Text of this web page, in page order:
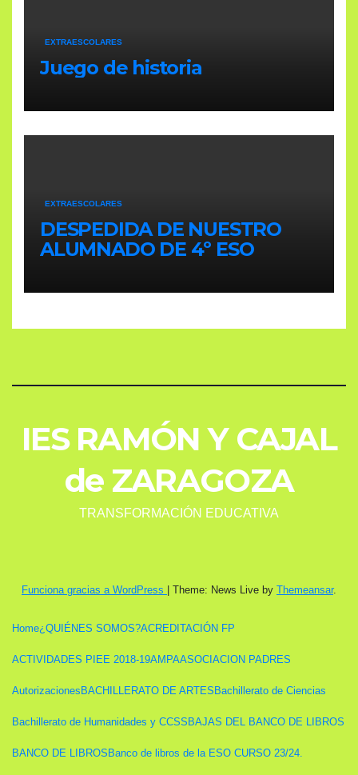
EXTRAESCOLARES
Juego de historia
EXTRAESCOLARES
DESPEDIDA DE NUESTRO
ALUMNADO DE 4º ESO
IES RAMÓN Y CAJAL
de ZARAGOZA
TRANSFORMACIÓN EDUCATIVA
Funciona gracias a WordPress Theme: News Live by Themeansar.
Home¿QUIÉNES SOMOS?ACREDITACIÓN FP
ACTIVIDADES PIEE 2018-19AMPAASOCIACION PADRES
Autorizaciones BACHILLERATO DE ARTES Bachillerato de Ciencias
Bachillerato de Humanidades y CCSS BAJAS DEL BANCO DE LIBROS
BANCO DE LIBROSBanco de libros de la ESO CURSO 23/24.